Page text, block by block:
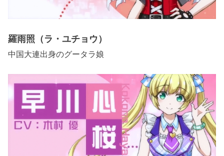
羅雨照（ラ・ユチョウ）
中国大連出身のグータラ娘